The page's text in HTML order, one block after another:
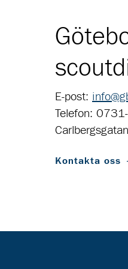
E-post:
Telefon:
Kontakta oss